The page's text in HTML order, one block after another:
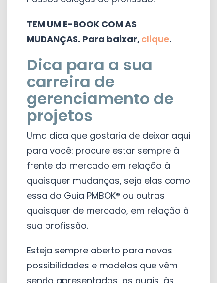
TEM UM E-BOOK COM AS
MUDANÇAS. Para baixar, clique.
Dica para a sua
carreira de
gerenciamento de
projetos
Uma dica que gostaria de deixar aqui
para você: procure estar sempre à
frente do mercado em relação à
quaisquer mudanças, seja elas como
essa do Guia PMBOK® ou outras
quaisquer de mercado, em relação à
sua profissão.
Esteja sempre aberto para novas
possibilidades e modelos que vêm
sendo apresentados, as quais, às